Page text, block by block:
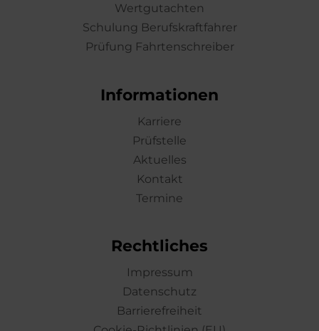
Wertgutachten
Schulung Berufskraftfahrer
Prüfung Fahrtenschreiber
Informationen
Karriere
Prüfstelle
Aktuelles
Kontakt
Termine
Rechtliches
Impressum
Datenschutz
Barrierefreiheit